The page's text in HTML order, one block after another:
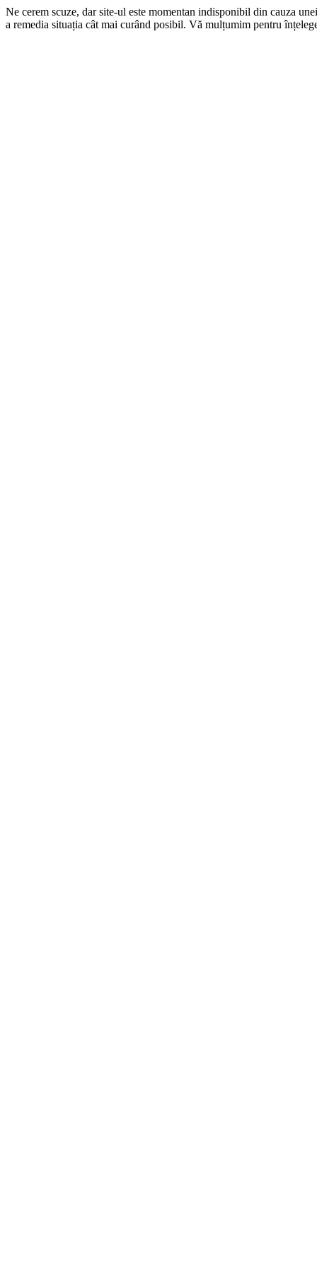
Ne cerem scuze, dar site-ul este momentan indisponibil din cauza
a remedia situația cât mai curând posibil. Vă mulțumim pentru